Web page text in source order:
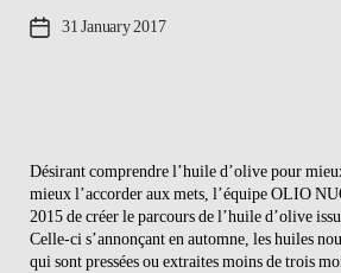
Post31 January 2017
Désirant comprendre l’huile d’olive pour
mieux l’accorder aux mets, l’équipe OLIO
2015 de créer le parcours de l’huile d’olive
Celle-ci s’annonçant en automne, les huiles
qui sont pressées ou extraites moins de trois